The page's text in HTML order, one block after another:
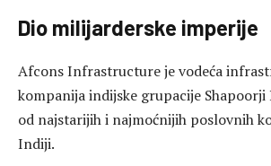
Dio milijarderske imperije
Afcons Infrastructure je vodeća
kompanija indijske grupacije
od najstarijih i najmoćnijih poslovnih
Indiji.